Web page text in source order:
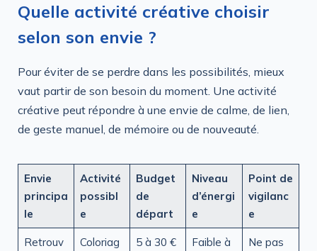
Quelle activité créative choisir
selon son envie ?
Pour éviter de se perdre dans les possibilités, mieux
vaut partir de son besoin du moment. Une activité
créative peut répondre à une envie de calme, de lien,
de geste manuel, de mémoire ou de nouveauté.
Envie
principa
le
Activité
possibl
e
Budget
de
départ
Niveau
d’énergi
e
Point de
vigilanc
e
Retrouv
Coloriag
5 à 30 €
Faible à
Ne pas